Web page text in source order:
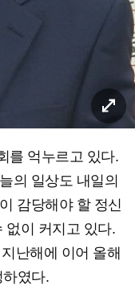
를 억누르고 있다.
의 일상도 내일의
감당해야 할 정신
없이 커지고 있다.
난해에 이어 올해
하였다.